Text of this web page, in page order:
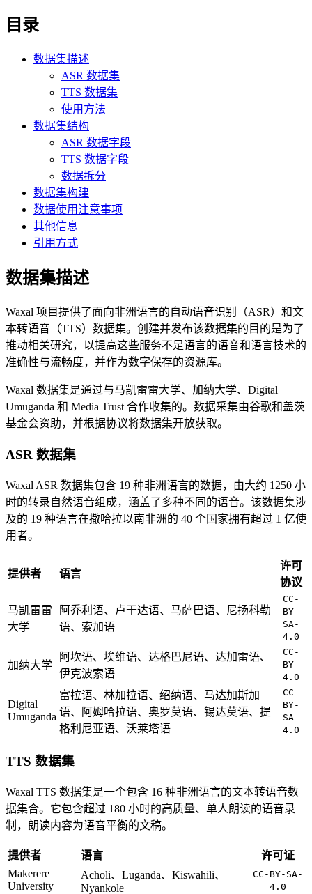
目录
数据集描述
ASR 数据集
TTS 数据集
使用方法
数据集结构
ASR 数据字段
TTS 数据字段
数据拆分
数据集构建
数据使用注意事项
其他信息
引用方式
数据集描述
Waxal 项目提供了面向非洲语言的自动语音识别（ASR）和文
本转语音（TTS）数据集。创建并发布该数据集的目的是为了
推动相关研究，以提高这些服务不足语言的语音和语言技术的
准确性与流畅度，并作为数字保存的资源库。
Waxal 数据集是通过与马凯雷雷大学、加纳大学、Digital
Umuganda 和 Media Trust 合作收集的。数据采集由谷歌和盖茨
基金会资助，并根据协议将数据集开放获取。
ASR 数据集
Waxal ASR 数据集包含 19 种非洲语言的数据，由大约 1250 小
时的转录自然语音组成，涵盖了多种不同的语音。该数据集涉
及的 19 种语言在撒哈拉以南非洲的 40 个国家拥有超过 1 亿使
用者。
提供者 语言
许可
协议
马凯雷雷
大学
阿乔利语、卢干达语、马萨巴语、尼扬科勒
语、索加语
CC-
BY-
SA-
4.0
加纳大学
阿坎语、埃维语、达格巴尼语、达加雷语、
伊克波索语
CC-
BY-
4.0
Digital
Umuganda
富拉语、林加拉语、绍纳语、马达加斯加
语、阿姆哈拉语、奥罗莫语、锡达莫语、提
格利尼亚语、沃莱塔语
CC-
BY-
SA-
4.0
TTS 数据集
Waxal TTS 数据集是一个包含 16 种非洲语言的文本转语音数
据集合。它包含超过 180 小时的高质量、单人朗读的语音录
制，朗读内容为语音平衡的文稿。
提供者 语言
许可证
Makerere
University
Acholi、Luganda、Kiswahili、
Nyankole
CC-BY-SA-
4.0